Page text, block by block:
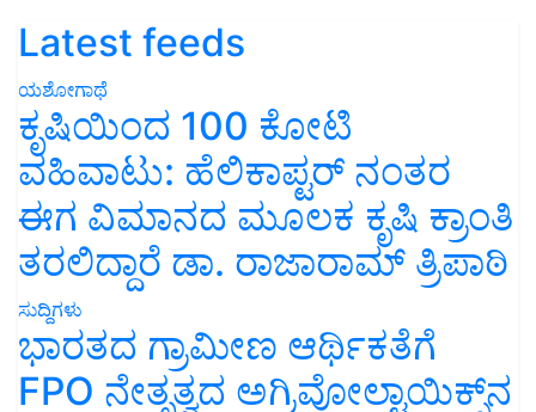
Latest feeds
ಯಶೋಗಾಥೆ
ಕೃಷಿಯಿಂದ 100 ಕೋಟಿ
ವಹಿವಾಟು: ಹೆಲಿಕಾಪ್ಟರ್ ನಂತರ
ಈಗ ವಿಮಾನದ ಮೂಲಕ ಕೃಷಿ ಕ್ರಾಂತಿ
ತರಲಿದ್ದಾರೆ ಡಾ. ರಾಜಾರಾಮ್ ತ್ರಿಪಾಠಿ
ಸುದ್ದಿಗಳು
ಭಾರತದ ಗ್ರಾಮೀಣ ಆರ್ಥಿಕತೆಗೆ
FPO ನೇತೃತ್ವದ ಅಗ್ರಿವೋಲ್ಟಾಯಿಕ್ಸ್‌ನ